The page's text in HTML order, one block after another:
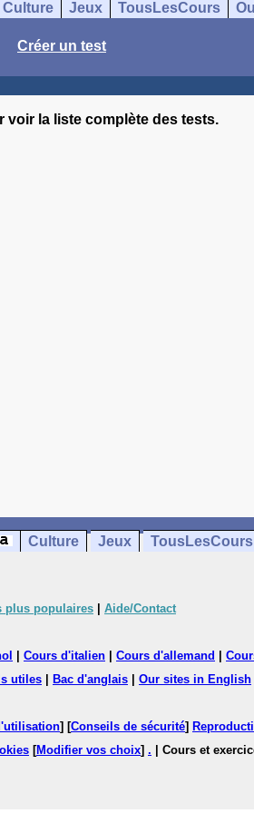
Culture Jeux TousLesCours
Créer un test
voir la liste complète des tests.
Culture Jeux TousLesCours
plus populaires Aide/Contact
Cours d'italien Cours d'allemand
utiles Bac d'anglais Our sites in English
] [Conseils de sécurité]
[Modifier vos choix] .
| Cours et